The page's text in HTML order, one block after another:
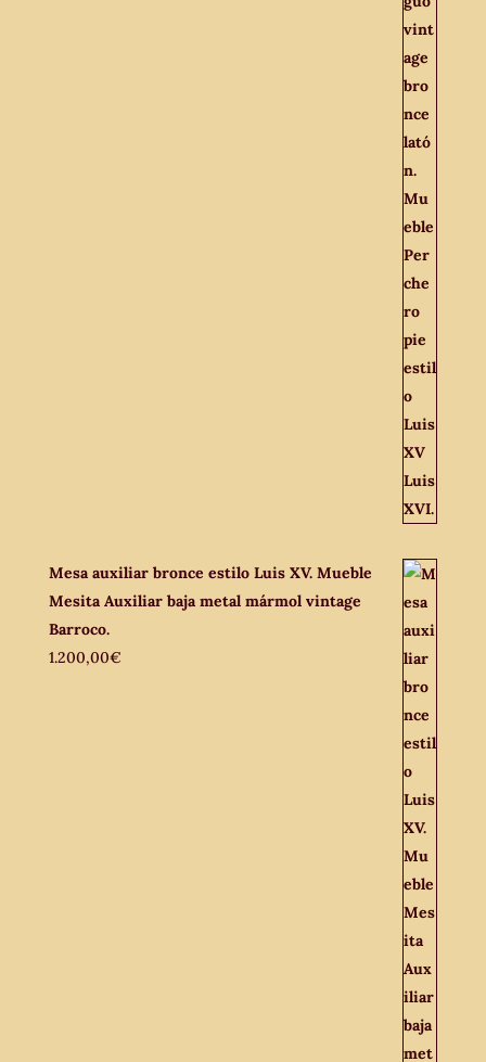
Mesa auxiliar bronce estilo Luis XV. Mueble
Mesita Auxiliar baja metal mármol vintage
Barroco.
1.200,00€